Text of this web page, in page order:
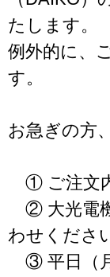
たします。
例外的に、
す。
お急ぎの方
① ご注文
② 大光電
わせくださ
③ 平日（